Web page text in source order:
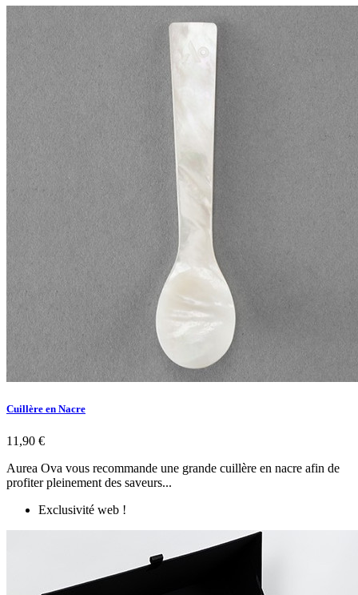
Cuillère en Nacre
11,90 €
Aurea Ova vous recommande une grande cuillère en nacre afin de
profiter pleinement des saveurs...
Exclusivité web !